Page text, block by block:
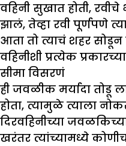
वहिनी सुखात होती,
झालं, तेव्हा रवी पूर्णपणे
आता तो त्याचं शहर
वहिनीशी प्रत्येक
सीमा विसरणं
ही जवळीक मर्यादा तोडू
होता, त्यामुळे त्याला
दिरवहिनीच्या
खरंतर त्यांच्यामध्ये